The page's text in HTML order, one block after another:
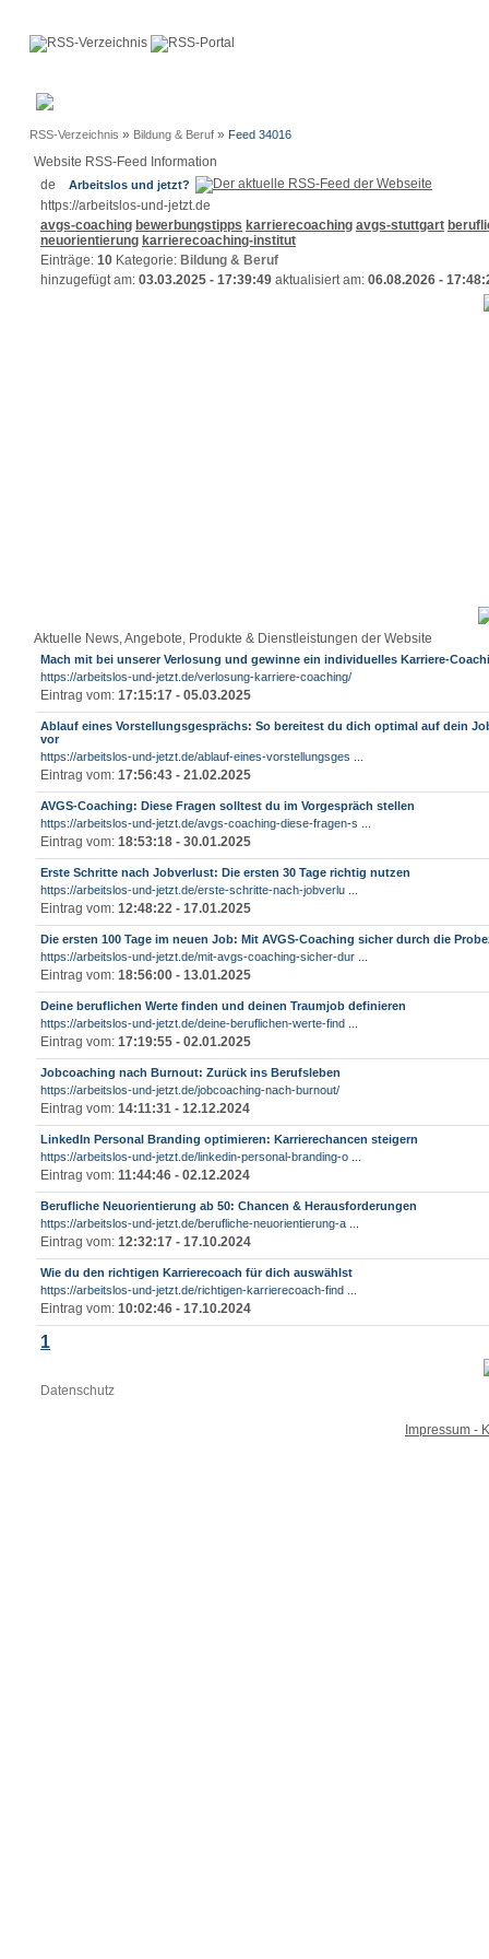
RSS-Verzeichnis » Bildung & Beruf » Feed 34016
Website RSS-Feed Information
Arbeitslos und jetzt?
https://arbeitslos-und-jetzt.de
avgs-coaching bewerbungstipps karrierecoaching avgs-stuttgart
neuorientierung karrierecoaching-institut
Einträge: 10 Kategorie: Bildung & Beruf
hinzugefügt am: 03.03.2025 - 17:39:49 aktualisiert am: 06.08.2026 -
Aktuelle News, Angebote, Produkte & Dienstleistungen der Website
Mach mit bei unserer Verlosung und gewinne ein individuelles Karriere-
https://arbeitslos-und-jetzt.de/verlosung-karriere-coaching/
Eintrag vom: 17:15:17 - 05.03.2025
Ablauf eines Vorstellungsgesprächs: So bereitest du dich optimal auf dein
vor
https://arbeitslos-und-jetzt.de/ablauf-eines-vorstellungsges ...
Eintrag vom: 17:56:43 - 21.02.2025
AVGS-Coaching: Diese Fragen solltest du im Vorgespräch stellen
https://arbeitslos-und-jetzt.de/avgs-coaching-diese-fragen-s ...
Eintrag vom: 18:53:18 - 30.01.2025
Erste Schritte nach Jobverlust: Die ersten 30 Tage richtig nutzen
https://arbeitslos-und-jetzt.de/erste-schritte-nach-jobverlu ...
Eintrag vom: 12:48:22 - 17.01.2025
Die ersten 100 Tage im neuen Job: Mit AVGS-Coaching sicher durch die
https://arbeitslos-und-jetzt.de/mit-avgs-coaching-sicher-dur ...
Eintrag vom: 18:56:00 - 13.01.2025
Deine beruflichen Werte finden und deinen Traumjob definieren
https://arbeitslos-und-jetzt.de/deine-beruflichen-werte-find ...
Eintrag vom: 17:19:55 - 02.01.2025
Jobcoaching nach Burnout: Zurück ins Berufsleben
https://arbeitslos-und-jetzt.de/jobcoaching-nach-burnout/
Eintrag vom: 14:11:31 - 12.12.2024
LinkedIn Personal Branding optimieren: Karrierechancen steigern
https://arbeitslos-und-jetzt.de/linkedin-personal-branding-o ...
Eintrag vom: 11:44:46 - 02.12.2024
Berufliche Neuorientierung ab 50: Chancen & Herausforderungen
https://arbeitslos-und-jetzt.de/berufliche-neuorientierung-a ...
Eintrag vom: 12:32:17 - 17.10.2024
Wie du den richtigen Karrierecoach für dich auswählst
https://arbeitslos-und-jetzt.de/richtigen-karrierecoach-find ...
Eintrag vom: 10:02:46 - 17.10.2024
1
Datenschutz
Impressum -